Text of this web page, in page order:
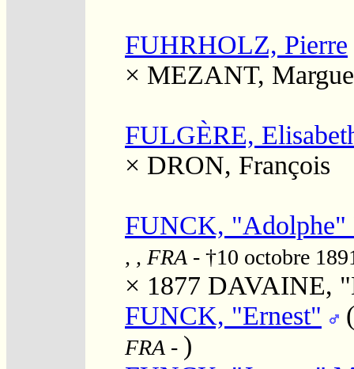
FUHRHOLZ, Pierre
× MEZANT,
FULGÈRE,
× DRON, François
FUNCK, "Adolphe"
, , FRA - †10 octobre
× 1877 DAVAINE,
FUNCK, "Ernest"
FRA - )